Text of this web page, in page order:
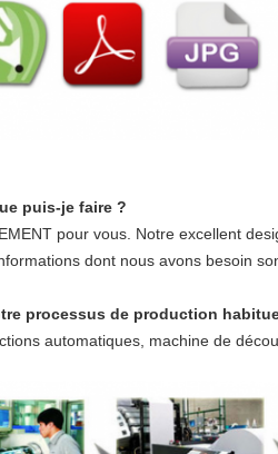
puis-je faire ?
pour vous. Notre excellent
dont nous avons besoin
processus de production
automatiques, machine de